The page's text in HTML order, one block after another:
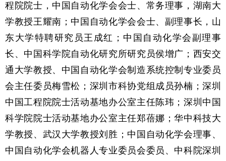
程院院士，中国自动化学会会士、常务理事，湖南大
学教授王耀南；中国自动化学会会士、副理事长，山
东大学特聘研究员王成红；中国自动化学会副理事
长、中国科学院自动化研究所研究员侯增广；西安交
通大学教授、中国自动化学会制造系统控制专业委员
会主任委员梅雪松；深圳市科协党组成员孙楠；深圳
中国工程院院士活动基地办公室主任陈玮；深圳中国
科学院院士活动基地办公室主任郑蓓娜；华中科技大
学教授、武汉大学教授刘胜；中国自动化学会理事、
中国自动化学会机器人专业委员会委员、中科院深圳